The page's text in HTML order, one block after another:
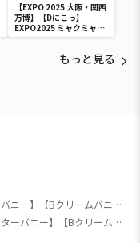
【EXPO 2025 大阪・関西
万博】【Dにこっ】
EXPO2025 ミャクミャク
カラフルゴム紐付きぬい
もっと見る
【エスターバニー】【Bクリームバニー】エスターバニー ハートバルーンぬいぐるみ
【エスターバニー】【Bクリームバニー】エスターバニー ハートバルーンぬいぐるみ